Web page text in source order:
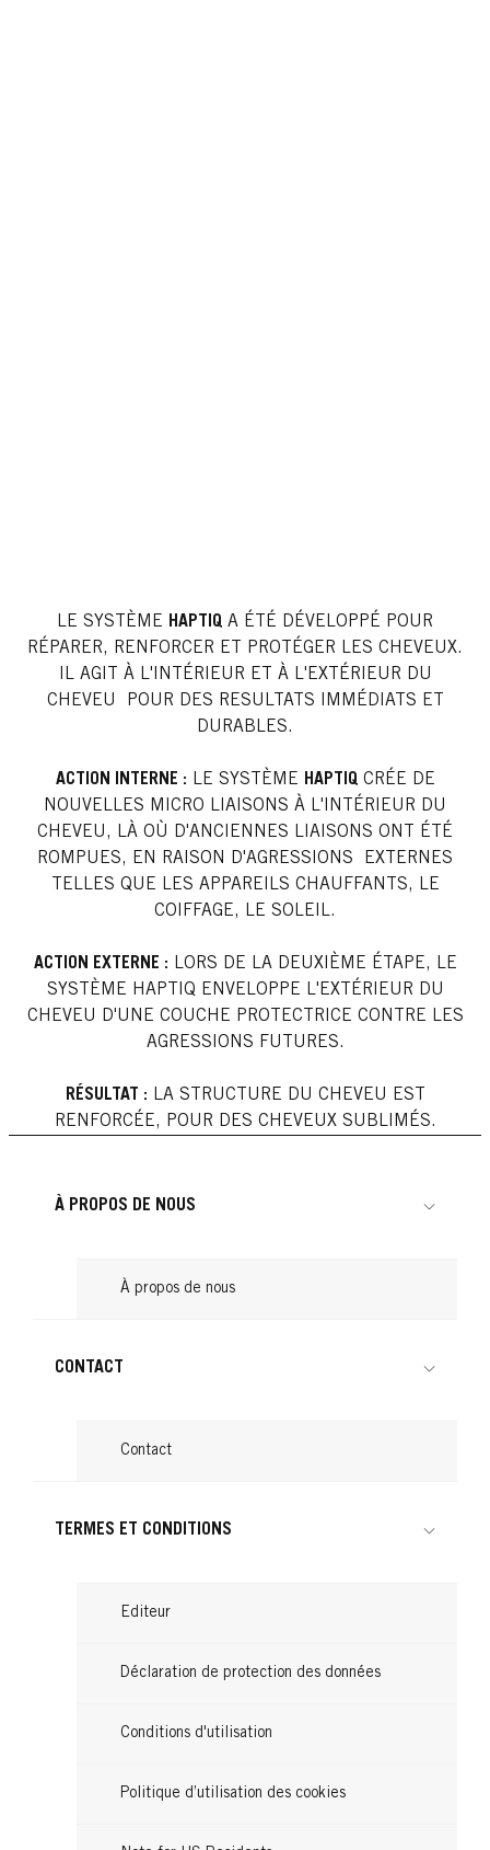
LE SYSTÈME HAPTIQ A ÉTÉ DÉVELOPPÉ POUR
RÉPARER, RENFORCER ET PROTÉGER LES CHEVEUX.
IL AGIT À L'INTÉRIEUR ET À L'EXTÉRIEUR DU
CHEVEU POUR DES RESULTATS IMMÉDIATS ET
DURABLES.
ACTION INTERNE : LE SYSTÈME HAPTIQ CRÉE DE
NOUVELLES MICRO LIAISONS À L'INTÉRIEUR DU
CHEVEU, LÀ OÙ D'ANCIENNES LIAISONS ONT ÉTÉ
ROMPUES, EN RAISON D'AGRESSIONS EXTERNES
TELLES QUE LES APPAREILS CHAUFFANTS, LE
COIFFAGE, LE SOLEIL.
ACTION EXTERNE : LORS DE LA DEUXIÈME ÉTAPE, LE
SYSTÈME HAPTIQ ENVELOPPE L'EXTÉRIEUR DU
CHEVEU D'UNE COUCHE PROTECTRICE CONTRE LES
AGRESSIONS FUTURES.
RÉSULTAT : LA STRUCTURE DU CHEVEU EST
RENFORCÉE, POUR DES CHEVEUX SUBLIMÉS.
À PROPOS DE NOUS
À propos de nous
CONTACT
Contact
TERMES ET CONDITIONS
Editeur
Déclaration de protection des données
Conditions d'utilisation
Politique d’utilisation des cookies